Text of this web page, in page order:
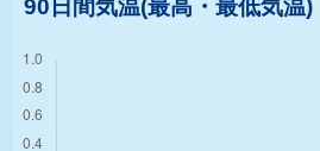
90日間気温(最高・最低気温)